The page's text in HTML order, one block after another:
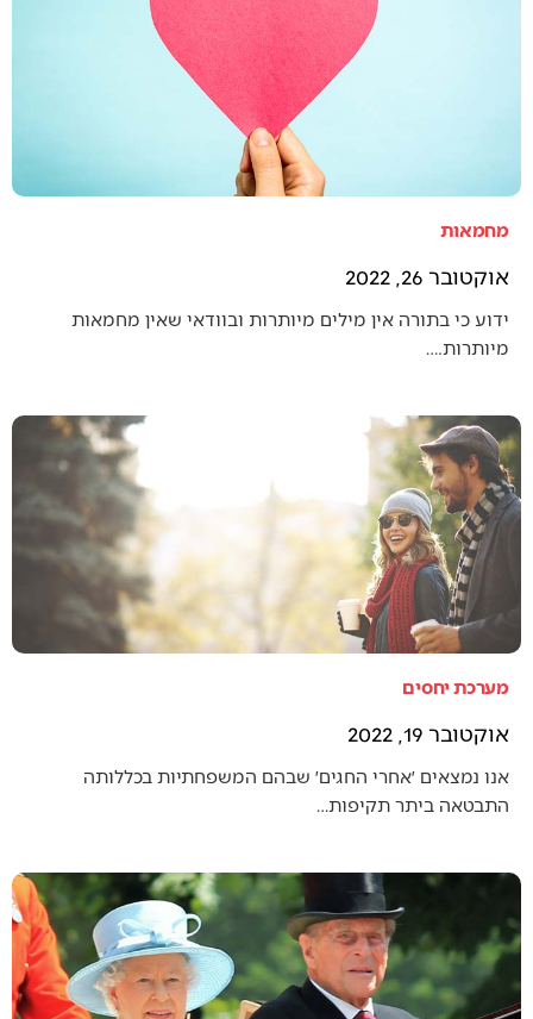
מחמאות
אוקטובר 26, 2022
ידוע כי בתורה אין מילים מיותרות ובוודאי שאין מחמאות
מיותרות.…
מערכת יחסים
אוקטובר 19, 2022
אנו נמצאים ׳אחרי החגים׳ שבהם המשפחתיות בכללותה
התבטאה ביתר תקיפות…